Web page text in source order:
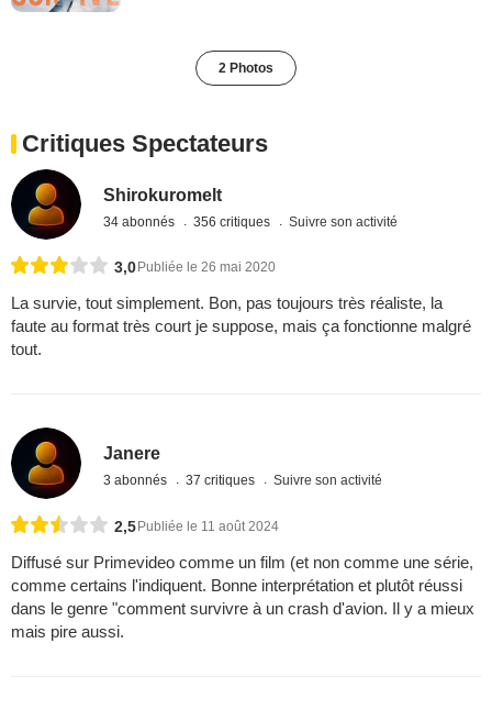
2 Photos
Critiques Spectateurs
Shirokuromelt
34 abonnés 356 critiques Suivre son activité
3,0 Publiée le 26 mai 2020
La survie, tout simplement. Bon, pas toujours très réaliste, la
faute au format très court je suppose, mais ça fonctionne malgré
tout.
Janere
3 abonnés 37 critiques Suivre son activité
2,5Publiée le 11 août 2024
Diffusé sur Primevideo comme un film (et non comme une série,
comme certains l'indiquent. Bonne interprétation et plutôt réussi
dans le genre "comment survivre à un crash d'avion. Il y a mieux
mais pire aussi.